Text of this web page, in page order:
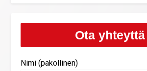
Ota yhteyttä
Nimi (pakollinen)